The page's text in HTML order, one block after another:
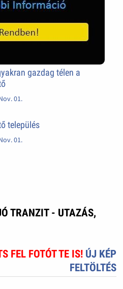
01.
gazdag télen a
01.
település
01.
TRANZIT - UTAZÁS,
FEL FOTÓT TE IS! ÚJ KÉP
FELTÖLTÉS